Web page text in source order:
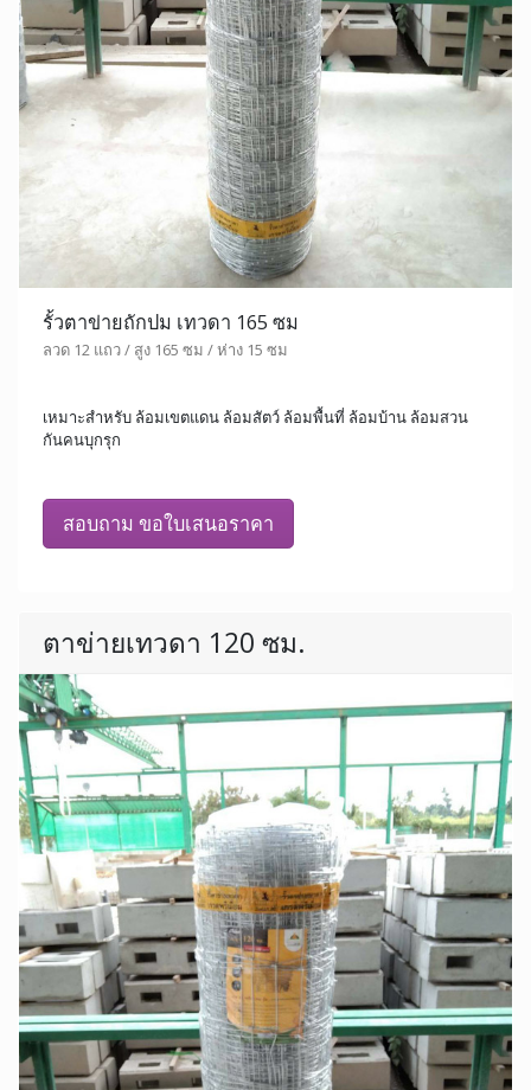
รั้วตาข่ายถักปม เทวดา 165 ซม
ลวด 12 แถว / สูง 165 ซม / ห่าง 15 ซม
เหมาะสำหรับ ล้อมเขตแดน ล้อมสัตว์ ล้อมพื้นที่ ล้อมบ้าน ล้อมสวน
กันคนบุกรุก
สอบถาม ขอใบเสนอราคา
ตาข่ายเทวดา 120 ซม.